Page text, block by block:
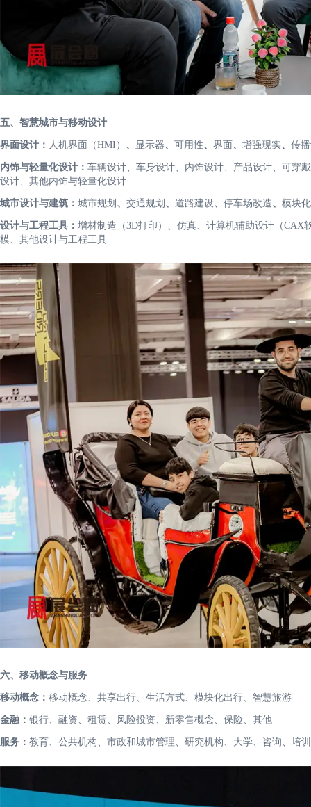
五、智慧城市与移动设计
界面设计： 人机界面（HMI） 、 显示器、 可用性、 界面、 增强现实、 传
内饰与轻量化设计： 车辆设计、车身设计、内饰设计、产品设计、可穿
设计、其他内饰与轻量化设计
城市设计与建筑： 城市规划 、 交通规划 、 道路建设、 停车场改造、 模块
设计与工程工具： 增材制造（3D打印）、仿真、计算机辅助设计（
模、其他设计与工程工具
六、移动概念与服务
移动概念： 移动概念、共享出行、生活方式、模块化出行、智慧旅游
金融： 银行、融资、租赁、风险投资、新零售概念、保险、其他
服务： 教育、公共机构、市政和城市管理、研究机构、大学、咨询、培